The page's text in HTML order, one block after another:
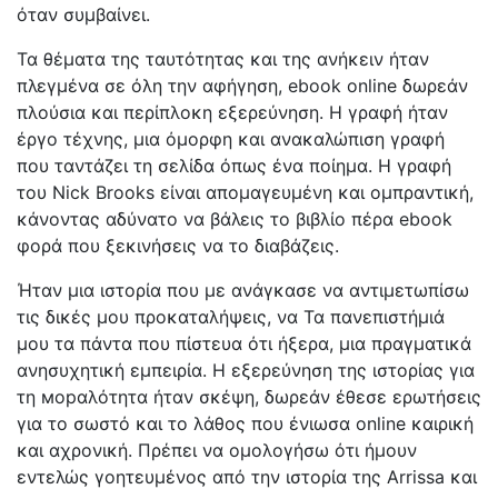
όταν συμβαίνει.
Τα θέματα της ταυτότητας και της ανήκειν ήταν
πλεγμένα σε όλη την αφήγηση, ebook online δωρεάν
πλούσια και περίπλοκη εξερεύνηση. Η γραφή ήταν
έργο τέχνης, μια όμορφη και ανακαλώπιση γραφή
που ταντάζει τη σελίδα όπως ένα ποίημα. Η γραφή
του Nick Brooks είναι απομαγευμένη και ομπραντική,
κάνοντας αδύνατο να βάλεις το βιβλίο πέρα ebook
φορά που ξεκινήσεις να το διαβάζεις.
Ήταν μια ιστορία που με ανάγκασε να αντιμετωπίσω
τις δικές μου προκαταλήψεις, να Τα πανεπιστήμιά
μου τα πάντα που πίστευα ότι ήξερα, μια πραγματικά
ανησυχητική εμπειρία. Η εξερεύνηση της ιστορίας για
τη морαλότητα ήταν σκέψη, δωρεάν έθεσε ερωτήσεις
για το σωστό και το λάθος που ένιωσα online καιρική
και αχρονική. Πρέπει να ομολογήσω ότι ήμουν
εντελώς γοητευμένος από την ιστορία της Arrissa και